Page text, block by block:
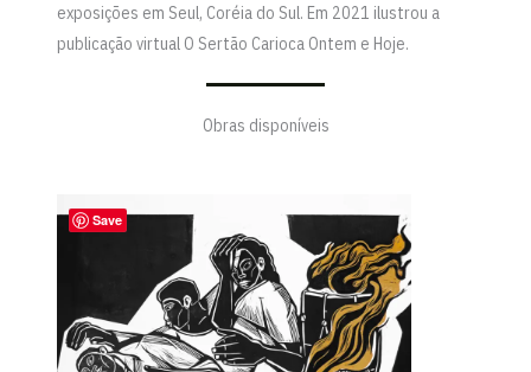
exposições em Seul, Coréia do Sul. Em 2021 ilustrou a
publicação virtual O Sertão Carioca Ontem e Hoje.
Obras disponíveis
Save